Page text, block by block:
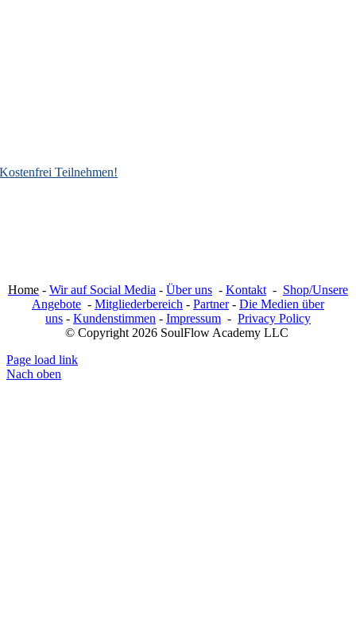
Kostenfrei Teilnehmen!
Home - Wir auf Social Media - Über uns - Kontakt - Shop/Unsere
Angebote - Mitgliederbereich - Partner- Die Medien über
uns - Kundenstimmen - Impressum - Privacy Policy
© Copyright 2026 SoulFlow Academy LLC
Page load link
Nach oben